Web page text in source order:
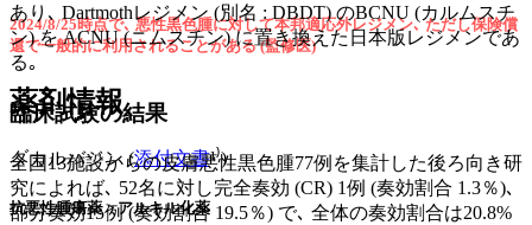
あり､ Dartmothレジメン (別名 : DBDT) のBCNU (カルムスチ
ン) を ACNU (ニムスチン) に置き換えた日本版レジメンであ
る｡
臨床試験の結果
全国13施設からの皮膚悪性黒色腫77例を集計した後ろ向き研
究によれば､ 52名に対し完全奏効 (CR) 1例 (奏効割合 1.3％)､
部分奏効15例 (奏効割合 19.5％) で､ 全体の奏効割合は20.8%
2024/8/25時点で､ 悪性黒色腫に対して本邦適応外レジメン､ ただし保険償
還で一般的に利用されることがある (監修医)
薬剤情報
ダカルバジン (添付文書¹⁾)
抗悪性腫瘍薬 > アルキル化薬